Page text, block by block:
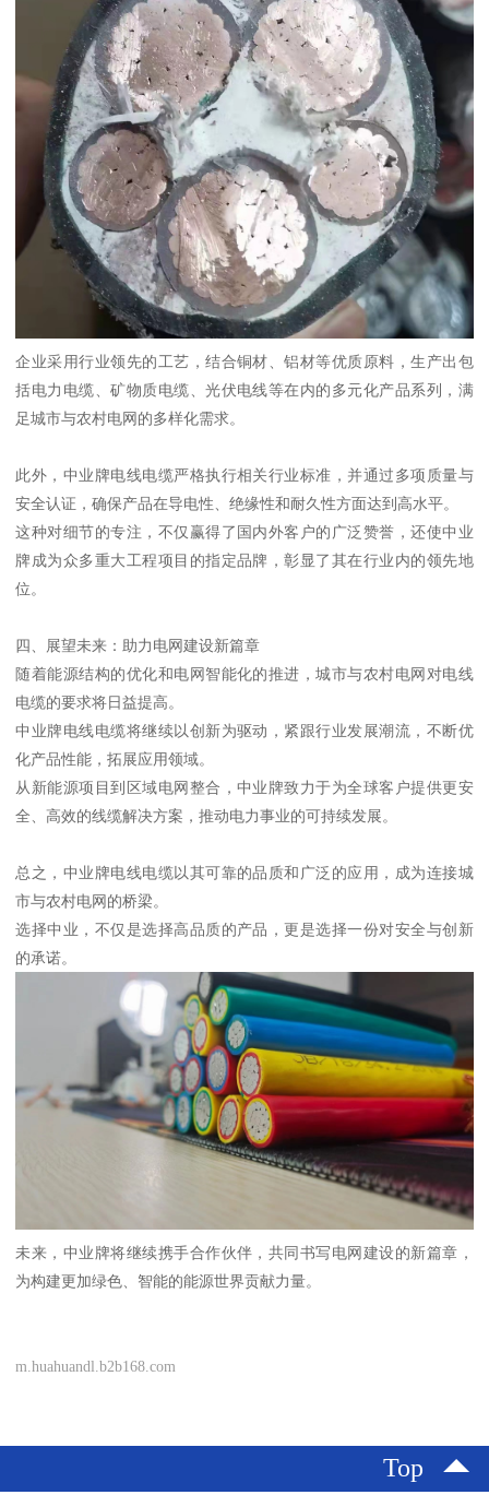
企业采用行业领先的工艺，结合铜材、铝材等优质原料，生产出包
括电力电缆、矿物质电缆、光伏电线等在内的多元化产品系列，满
足城市与农村电网的多样化需求。
此外，中业牌电线电缆严格执行相关行业标准，并通过多项质量与
安全认证，确保产品在导电性、绝缘性和耐久性方面达到高水平。
这种对细节的专注，不仅赢得了国内外客户的广泛赞誉，还使中业
牌成为众多重大工程项目的指定品牌，彰显了其在行业内的领先地
位。
四、展望未来：助力电网建设新篇章
随着能源结构的优化和电网智能化的推进，城市与农村电网对电线
电缆的要求将日益提高。
中业牌电线电缆将继续以创新为驱动，紧跟行业发展潮流，不断优
化产品性能，拓展应用领域。
从新能源项目到区域电网整合，中业牌致力于为全球客户提供更安
全、高效的线缆解决方案，推动电力事业的可持续发展。
总之，中业牌电线电缆以其可靠的品质和广泛的应用，成为连接城
市与农村电网的桥梁。
选择中业，不仅是选择高品质的产品，更是选择一份对安全与创新
的承诺。
未来，中业牌将继续携手合作伙伴，共同书写电网建设的新篇章，
为构建更加绿色、智能的能源世界贡献力量。
m.huahuandl.b2b168.com
Top